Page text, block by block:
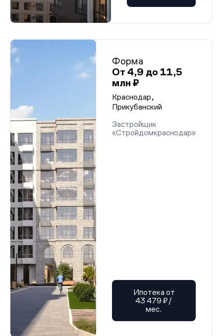
Форма
От 4,9 до 11,5
млн ₽
Краснодар,
Прикубанский
Застройщик
«Стройдомкраснодар»
Ипотека от
43 479 ₽/
мес.